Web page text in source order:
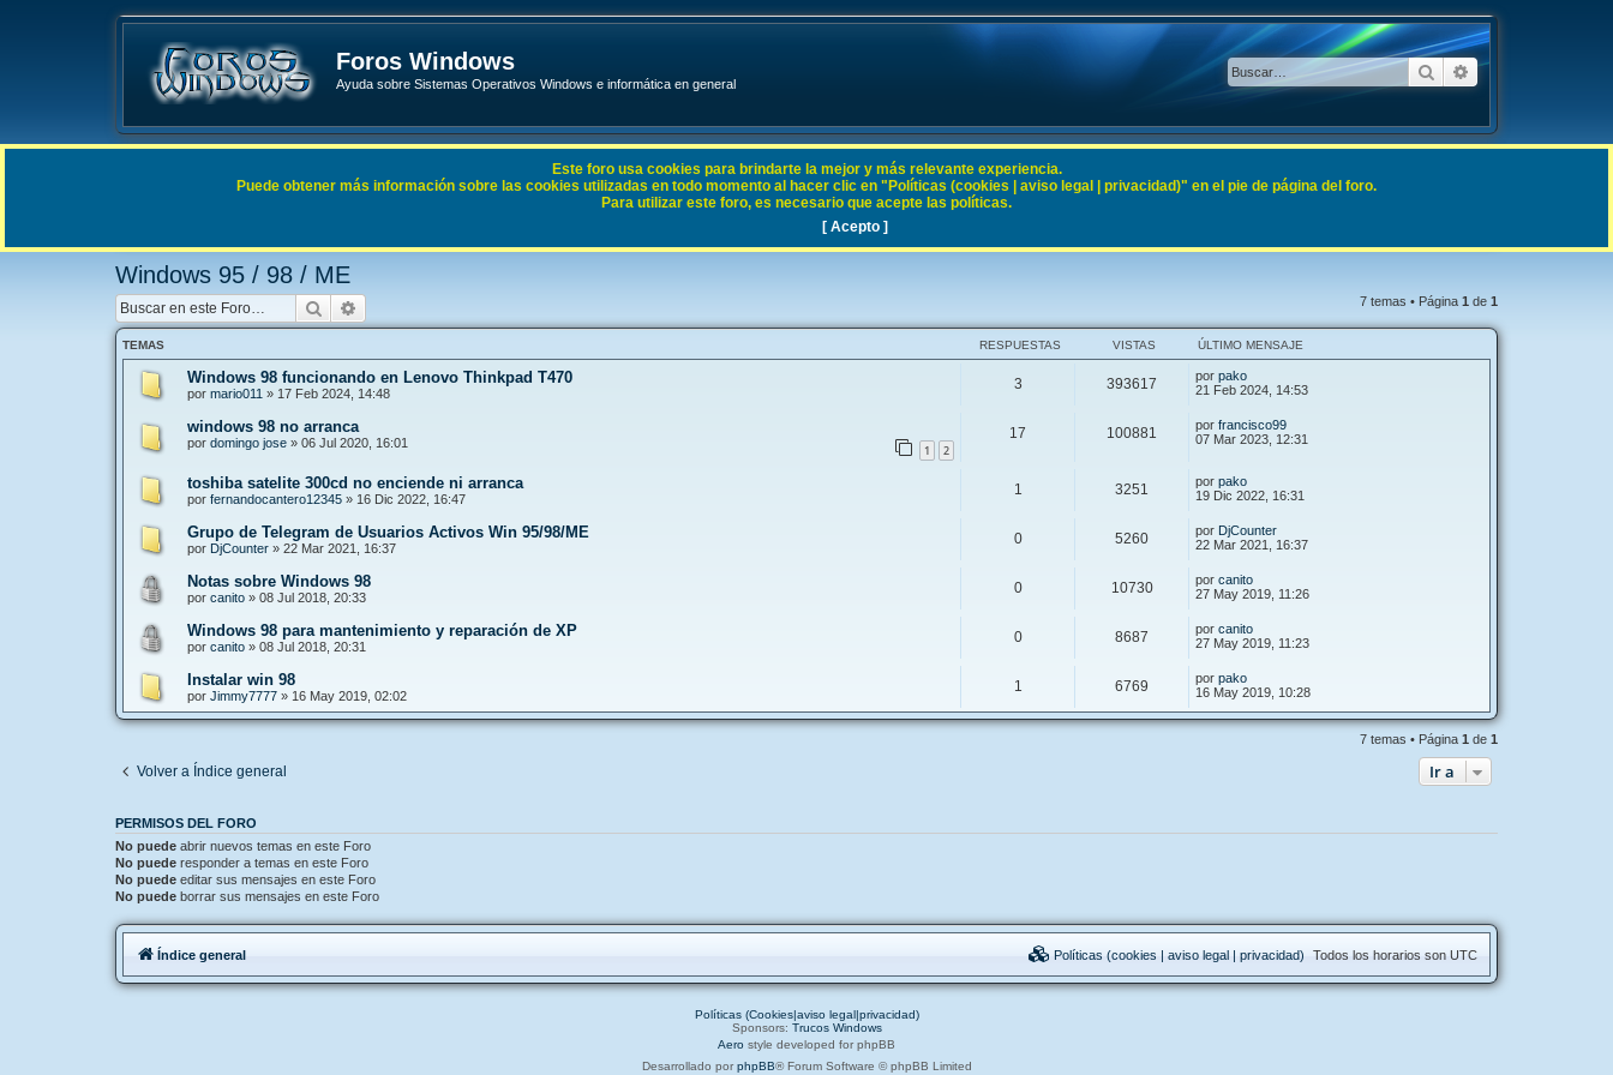
Foros Windows
Ayuda sobre Sistemas Operativos Windows e informática en general
BuscarBúsqueda
Enlaces rápidos FAQ
Windows 95 / 98 / ME
Buscar 7 temas • Página 1 de 1
TEMAS RESPUESTAS VISTAS ÚLTIMO MENSAJE
Windows 98 funcionando en Lenovo Thinkpad T470
por mario011 » 17 Feb 2024, 14:48
3 393617 por pako
21 Feb 2024, 14:53
windows 98 no arranca
por domingo jose » 06 Jul 2020, 16:01 1 2
17 100881 por francisco99
07 Mar 2023, 12:31
toshiba satelite 300cd no enciende ni arranca
por fernandocantero12345 » 16 Dic 2022, 16:47
1 3251 por pako
19 Dic 2022, 16:31
Grupo de Telegram de Usuarios Activos Win 95/98/ME
por DjCounter » 22 Mar 2021, 16:37
0 5260 por DjCounter
22 Mar 2021, 16:37
Notas sobre Windows 98
por canito » 08 Jul 2018, 20:33
0 10730 por canito
27 May 2019, 11:26
Windows 98 para mantenimiento y reparación de XP
por canito » 08 Jul 2018, 20:31
0 8687 por canito
27 May 2019, 11:23
Instalar win 98
por Jimmy7777 » 16 May 2019, 02:02
1 6769 por pako
16 May 2019, 10:28
7 temas • Página 1 de 1
Volver a Índice general Ir a
PERMISOS DEL FORO
No puede abrir nuevos temas en este Foro
No puede responder a temas en este Foro
No puede editar sus mensajes en este Foro
No puede borrar sus mensajes en este Foro
Este foro usa cookies para brindarte la mejor y más relevante experiencia.
Puede obtener más información sobre las cookies utilizadas en todo momento al hacer clic en "Políticas (cookies | aviso legal | privacidad)" en el pie de página del foro.
Para utilizar este foro, es necesario que acepte las políticas.
[ Acepto ]
Índice general Todos los horarios son UTC
Políticas (cookies | aviso legal | privacidad)
Políticas (Cookies|aviso legal|privacidad)
Sponsors: Trucos Windows
Aero style developed for phpBB
Desarrollado por phpBB® Forum Software © phpBB Limited